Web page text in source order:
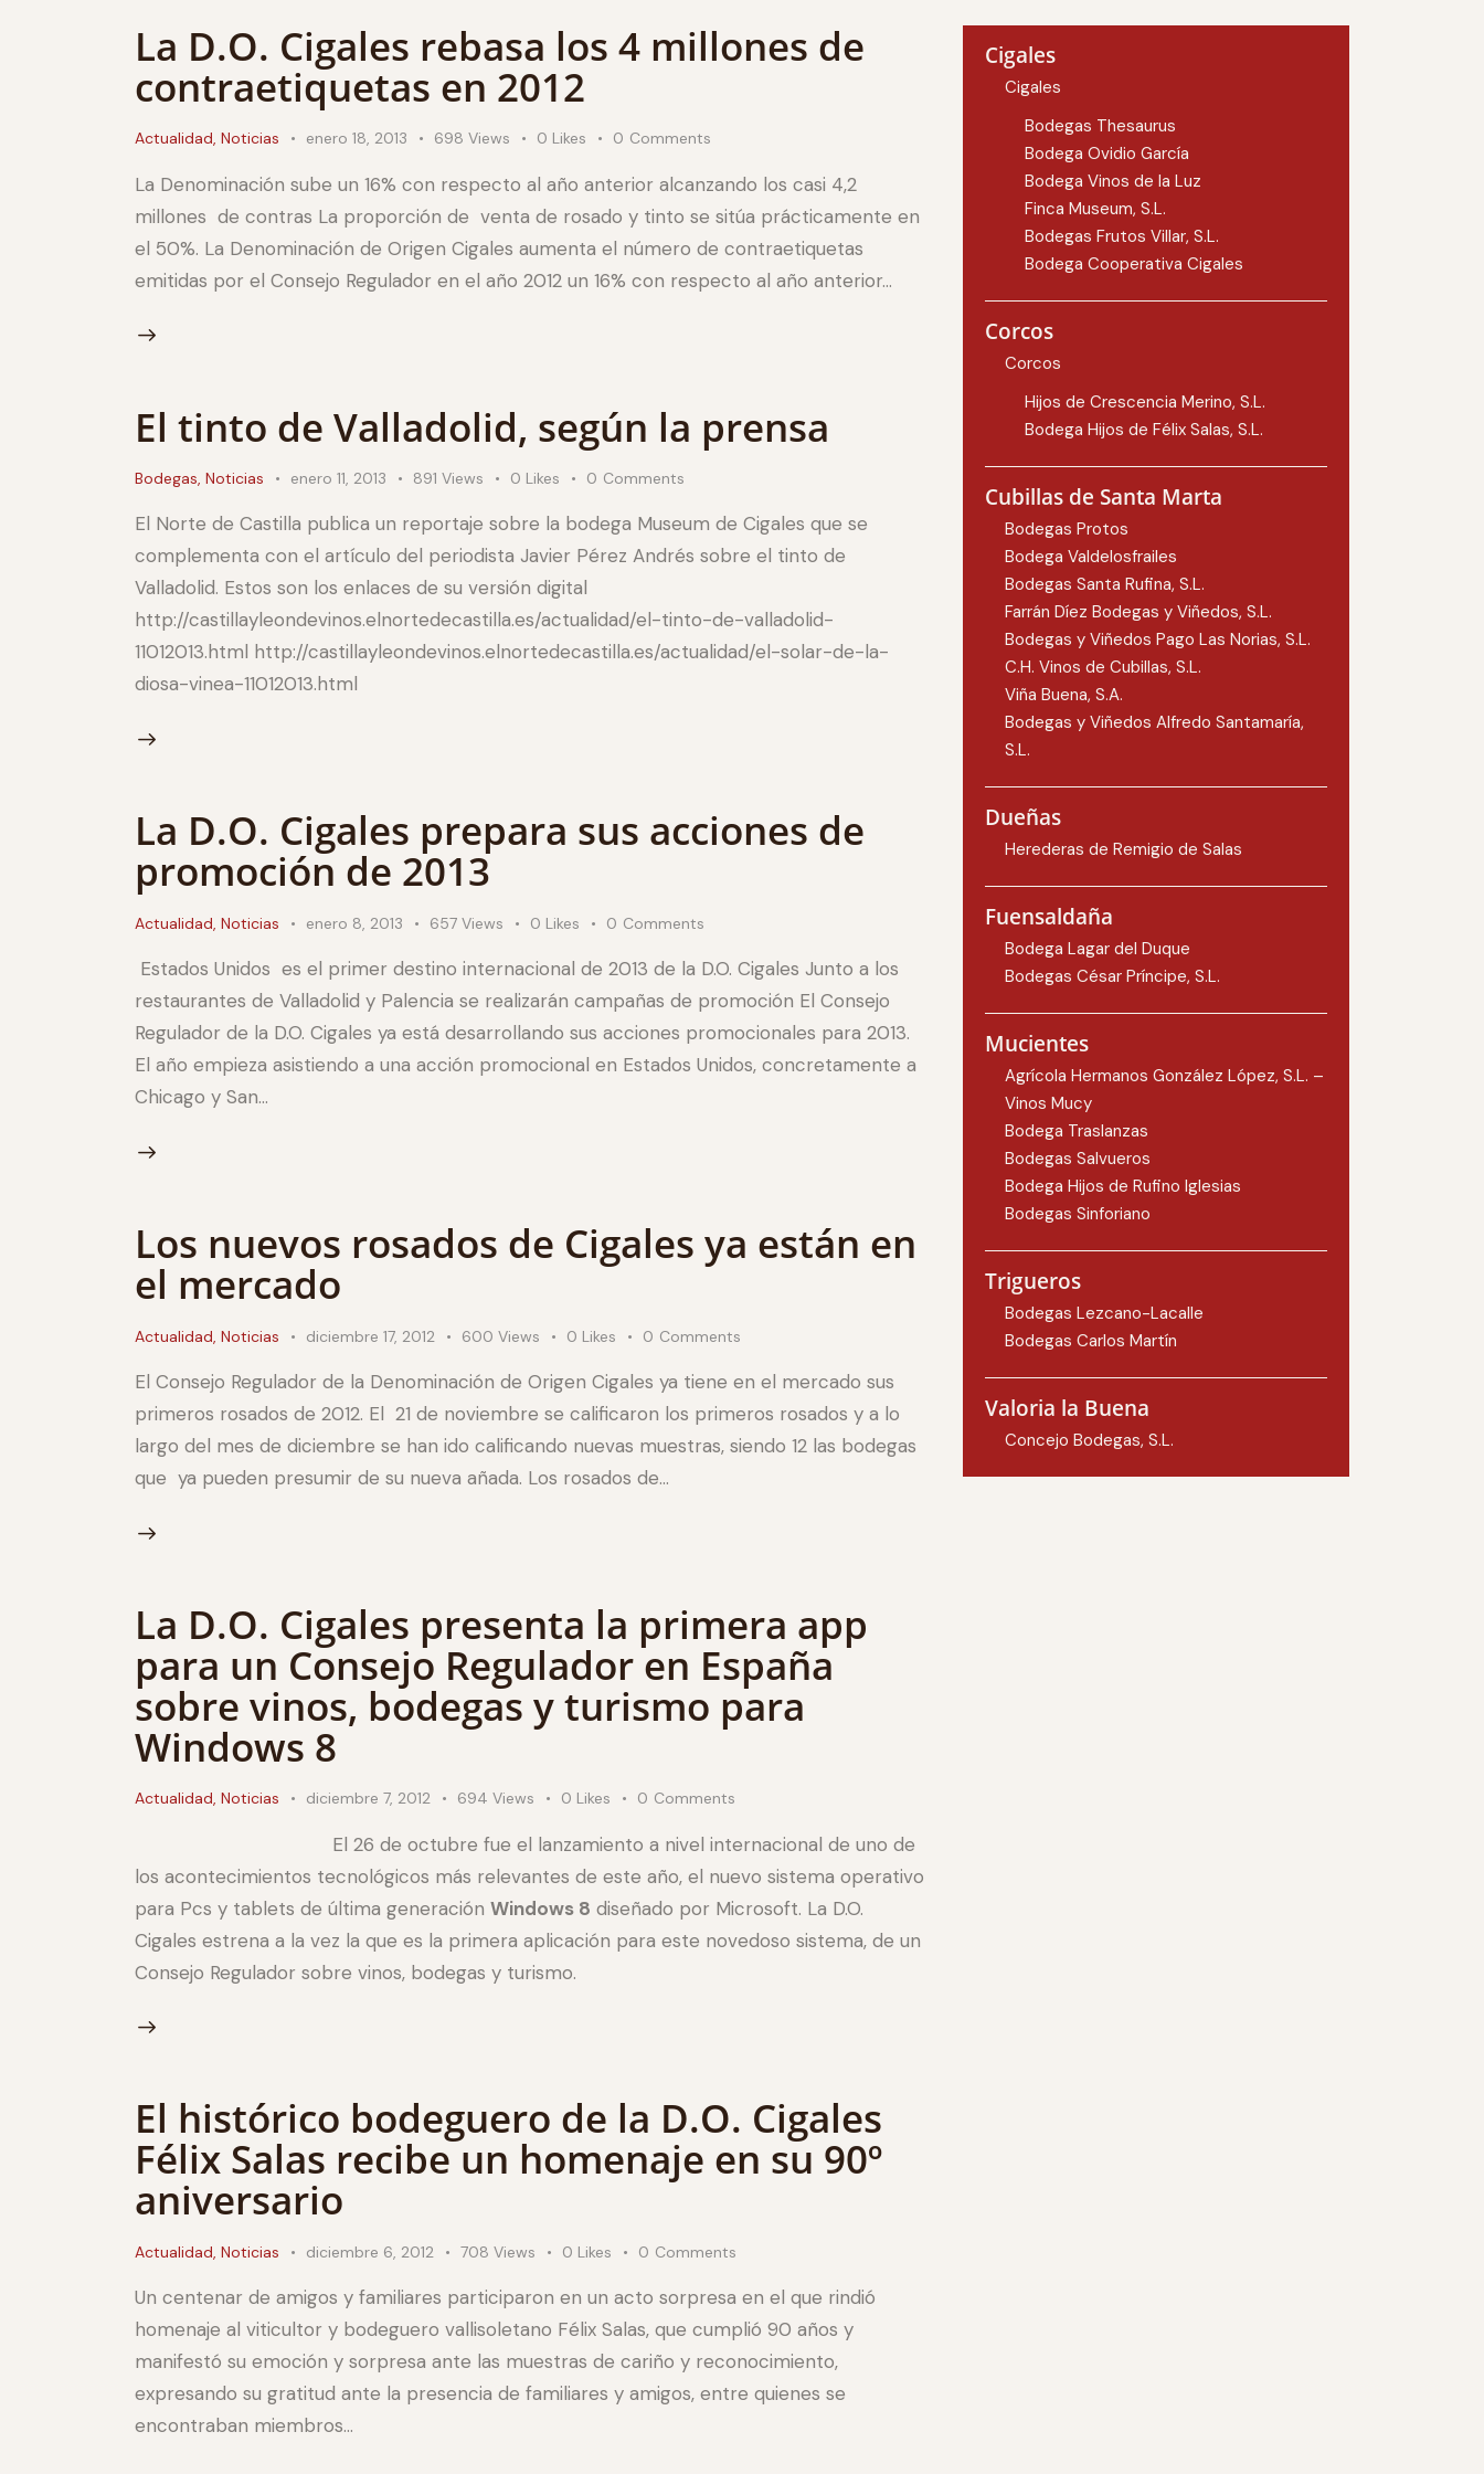
La D.O. Cigales rebasa los 4 millones de
contraetiquetas en 2012
Actualidad, Noticias enero 18, 2013 698 Views 0 Likes 0 Comments
La Denominación sube un 16% con respecto al año anterior alcanzando los casi 4,2
millones de contras La proporción de venta de rosado y tinto se sitúa prácticamente en
el 50%. La Denominación de Origen Cigales aumenta el número de contraetiquetas
emitidas por el Consejo Regulador en el año 2012 un 16% con respecto al año anterior…
El tinto de Valladolid, según la prensa
Bodegas, Noticias enero 11, 2013 891 Views 0 Likes 0 Comments
El Norte de Castilla publica un reportaje sobre la bodega Museum de Cigales que se
complementa con el artículo del periodista Javier Pérez Andrés sobre el tinto de
Valladolid. Estos son los enlaces de su versión digital
http://castillayleondevinos.elnortedecastilla.es/actualidad/el-tinto-de-valladolid-
11012013.html http://castillayleondevinos.elnortedecastilla.es/actualidad/el-solar-de-la-
diosa-vinea-11012013.html
La D.O. Cigales prepara sus acciones de
promoción de 2013
Actualidad, Noticias enero 8, 2013 657 Views 0 Likes 0 Comments
Estados Unidos es el primer destino internacional de 2013 de la D.O. Cigales Junto a los
restaurantes de Valladolid y Palencia se realizarán campañas de promoción El Consejo
Regulador de la D.O. Cigales ya está desarrollando sus acciones promocionales para 2013.
El año empieza asistiendo a una acción promocional en Estados Unidos, concretamente a
Chicago y San…
Los nuevos rosados de Cigales ya están en
el mercado
Actualidad, Noticias diciembre 17, 2012 600 Views 0 Likes 0 Comments
El Consejo Regulador de la Denominación de Origen Cigales ya tiene en el mercado sus
primeros rosados de 2012. El 21 de noviembre se calificaron los primeros rosados y a lo
largo del mes de diciembre se han ido calificando nuevas muestras, siendo 12 las bodegas
que ya pueden presumir de su nueva añada. Los rosados de…
La D.O. Cigales presenta la primera app
para un Consejo Regulador en España
sobre vinos, bodegas y turismo para
Windows 8
Actualidad, Noticias diciembre 7, 2012 694 Views 0 Likes 0 Comments
El 26 de octubre fue el lanzamiento a nivel internacional de uno de
los acontecimientos tecnológicos más relevantes de este año, el nuevo sistema operativo
para Pcs y tablets de última generación Windows 8 diseñado por Microsoft. La D.O.
Cigales estrena a la vez la que es la primera aplicación para este novedoso sistema, de un
Consejo Regulador sobre vinos, bodegas y turismo.
El histórico bodeguero de la D.O. Cigales
Félix Salas recibe un homenaje en su 90º
aniversario
Actualidad, Noticias diciembre 6, 2012 708 Views 0 Likes 0 Comments
Un centenar de amigos y familiares participaron en un acto sorpresa en el que rindió
homenaje al viticultor y bodeguero vallisoletano Félix Salas, que cumplió 90 años y
manifestó su emoción y sorpresa ante las muestras de cariño y reconocimiento,
expresando su gratitud ante la presencia de familiares y amigos, entre quienes se
encontraban miembros…
Cigales
Cigales
Bodegas Thesaurus
Bodega Ovidio García
Bodega Vinos de la Luz
Finca Museum, S.L.
Bodegas Frutos Villar, S.L.
Bodega Cooperativa Cigales
Corcos
Corcos
Hijos de Crescencia Merino, S.L.
Bodega Hijos de Félix Salas, S.L.
Cubillas de Santa Marta
Bodegas Protos
Bodega Valdelosfrailes
Bodegas Santa Rufina, S.L.
Farrán Díez Bodegas y Viñedos, S.L.
Bodegas y Viñedos Pago Las Norias, S.L.
C.H. Vinos de Cubillas, S.L.
Viña Buena, S.A.
Bodegas y Viñedos Alfredo Santamaría,
S.L.
Dueñas
Herederas de Remigio de Salas
Fuensaldaña
Bodega Lagar del Duque
Bodegas César Príncipe, S.L.
Mucientes
Agrícola Hermanos González López, S.L. –
Vinos Mucy
Bodega Traslanzas
Bodegas Salvueros
Bodega Hijos de Rufino Iglesias
Bodegas Sinforiano
Trigueros
Bodegas Lezcano-Lacalle
Bodegas Carlos Martín
Valoria la Buena
Concejo Bodegas, S.L.